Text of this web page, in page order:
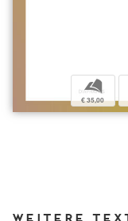
b
€ 35,00